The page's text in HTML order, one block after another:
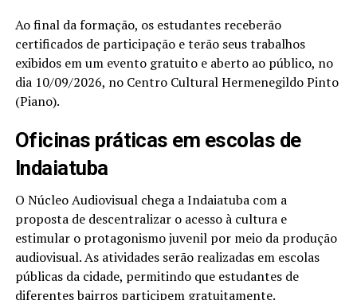
Ao final da formação, os estudantes receberão
certificados de participação e terão seus trabalhos
exibidos em um evento gratuito e aberto ao público, no
dia 10/09/2026, no Centro Cultural Hermenegildo Pinto
(Piano).
Oficinas práticas em escolas de
Indaiatuba
O Núcleo Audiovisual chega a Indaiatuba com a
proposta de descentralizar o acesso à cultura e
estimular o protagonismo juvenil por meio da produção
audiovisual. As atividades serão realizadas em escolas
públicas da cidade, permitindo que estudantes de
diferentes bairros participem gratuitamente.